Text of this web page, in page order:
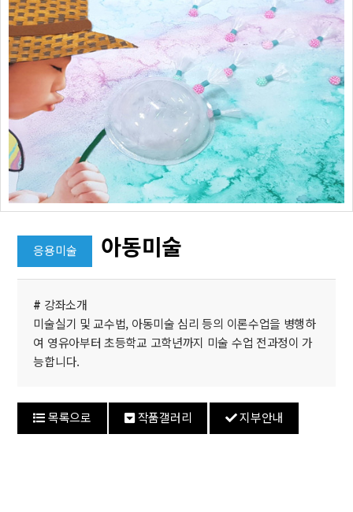
응용미술 아동미술
# 강좌소개
미술실기 및 교수법, 아동미술 심리 등의 이론수업을 병행하
여 영유아부터 초등학교 고학년까지 미술 수업 전과정이 가
능합니다.
목록으로 작품갤러리 지부안내